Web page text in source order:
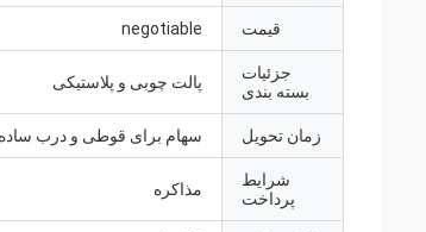
قیمت negotiable
جزئیات
بسته بندی
پالت چوبی و پلاستیکی
زمان تحویل سهام برای قوطی و درب ساده
شرایط
پرداخت
مذاکره